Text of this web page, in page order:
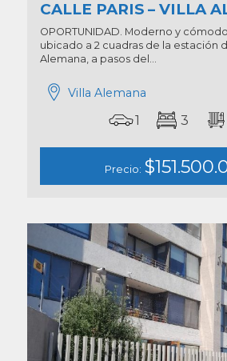
CALLE PARIS – VILLA
OPORTUNIDAD. Moderno y
ubicado a 2 cuadras de la estación
Alemana, a pasos del...
Villa Alemana
1 3
Precio: